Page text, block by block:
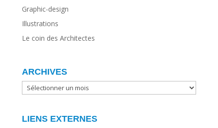
Graphic-design
Illustrations
Le coin des Architectes
ARCHIVES
ARCHIVES
LIENS EXTERNES